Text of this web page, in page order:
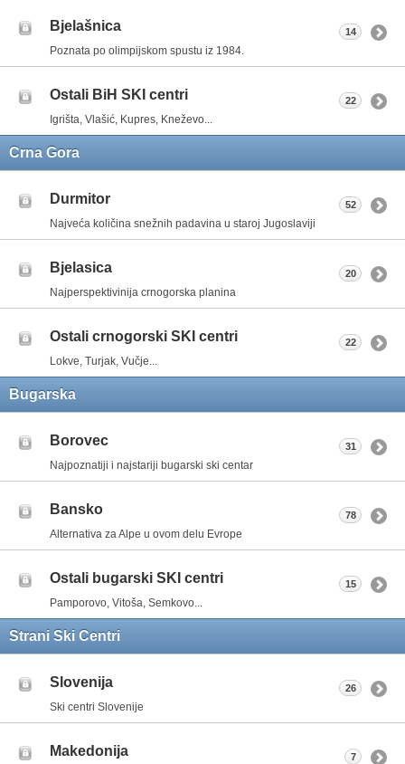
Bjelašnica
Poznata po olimpijskom spustu iz 1984.
14
Ostali BiH SKI centri
Igrišta, Vlašić, Kupres, Kneževo...
22
Crna Gora
Durmitor
Najveća količina snežnih padavina u staroj Jugoslaviji
52
Bjelasica
Najperspektivinija crnogorska planina
20
Ostali crnogorski SKI centri
Lokve, Turjak, Vučje...
22
Bugarska
Borovec
Najpoznatiji i najstariji bugarski ski centar
31
Bansko
Alternativa za Alpe u ovom delu Evrope
78
Ostali bugarski SKI centri
Pamporovo, Vitoša, Semkovo...
15
Strani Ski Centri
Slovenija
Ski centri Slovenije
26
Makedonija 7